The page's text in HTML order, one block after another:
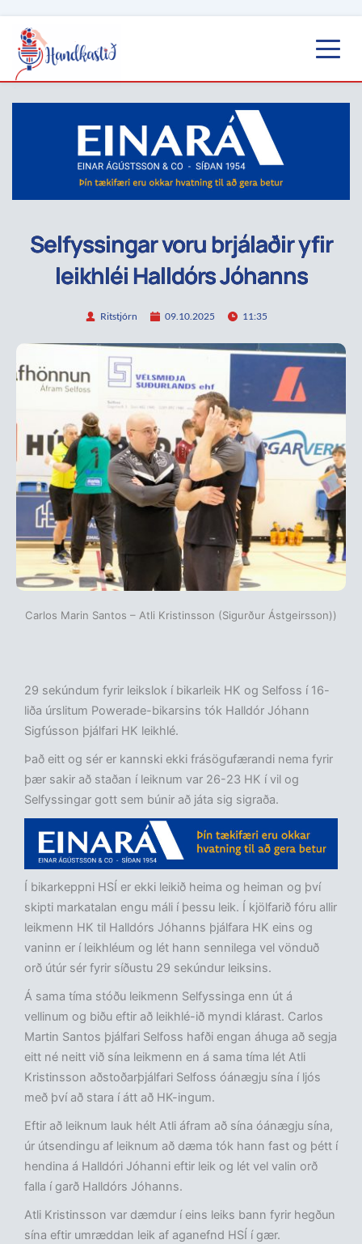
Selfyssingar voru brjálaðir yfir
leikhléi Halldórs Jóhanns
Ritstjórn 09.10.2025 11:35
Carlos Marin Santos – Atli Kristinsson (Sigurður Ástgeirsson))
29 sekúndum fyrir leikslok í bikarleik HK og Selfoss í 16-
liða úrslitum Powerade-bikarsins tók Halldór Jóhann
Sigfússon þjálfari HK leikhlé.
Það eitt og sér er kannski ekki frásögufærandi nema fyrir
þær sakir að staðan í leiknum var 26-23 HK í vil og
Selfyssingar gott sem búnir að játa sig sigraða.
Í bikarkeppni HSÍ er ekki leikið heima og heiman og því
skipti markatalan engu máli í þessu leik. Í kjölfarið fóru allir
leikmenn HK til Halldórs Jóhanns þjálfara HK eins og
vaninn er í leikhléum og lét hann sennilega vel vönduð
orð útúr sér fyrir síðustu 29 sekúndur leiksins.
Á sama tíma stóðu leikmenn Selfyssinga enn út á
vellinum og biðu eftir að leikhlé-ið myndi klárast. Carlos
Martin Santos þjálfari Selfoss hafði engan áhuga að segja
eitt né neitt við sína leikmenn en á sama tíma lét Atli
Kristinsson aðstoðarþjálfari Selfoss óánægju sína í ljós
með því að stara í átt að HK-ingum.
Eftir að leiknum lauk hélt Atli áfram að sína óánægju sína,
úr útsendingu af leiknum að dæma tók hann fast og þétt í
hendina á Halldóri Jóhanni eftir leik og lét vel valin orð
falla í garð Halldórs Jóhanns.
Atli Kristinsson var dæmdur í eins leiks bann fyrir hegðun
sína eftir umræddan leik af aganefnd HSÍ í gær.